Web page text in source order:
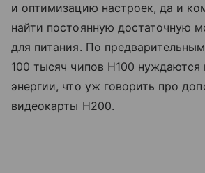
и оптимизацию настроек, да и
найти постоянную достаточную
для питания. По
100 тысяч чипов H100
энергии, что уж говорить про
видеокарты H200.